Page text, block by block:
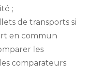
;
de transports si
en commun
les
comparateurs